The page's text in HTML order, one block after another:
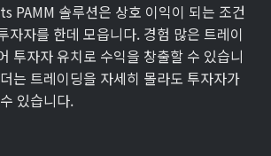
PAMM 솔루션은 상호 이익이 되는 조건
자자를 한데 모읍니다. 경험 많은 트레이
투자자 유치로 수익을 창출할 수 있습니
는 트레이딩을 자세히 몰라도 투자자가
있습니다.